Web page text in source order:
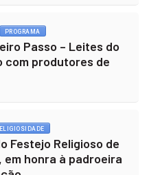
PROGRAMA
Passo – Leites do
com produtores de
Festejo Religioso de
em honra à padroeira